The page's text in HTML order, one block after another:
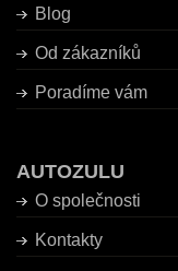
Blog
Od zákazníků
Poradíme vám
AUTOZULU
O společnosti
Kontakty